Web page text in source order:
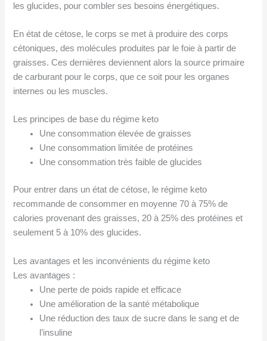
les glucides, pour combler ses besoins énergétiques.
En état de cétose, le corps se met à produire des corps
cétoniques, des molécules produites par le foie à partir de
graisses. Ces dernières deviennent alors la source primaire
de carburant pour le corps, que ce soit pour les organes
internes ou les muscles.
Les principes de base du régime keto
Une consommation élevée de graisses
Une consommation limitée de protéines
Une consommation très faible de glucides
Pour entrer dans un état de cétose, le régime keto
recommande de consommer en moyenne 70 à 75% de
calories provenant des graisses, 20 à 25% des protéines et
seulement 5 à 10% des glucides.
Les avantages et les inconvénients du régime keto
Les avantages :
Une perte de poids rapide et efficace
Une amélioration de la santé métabolique
Une réduction des taux de sucre dans le sang et de
l’insuline